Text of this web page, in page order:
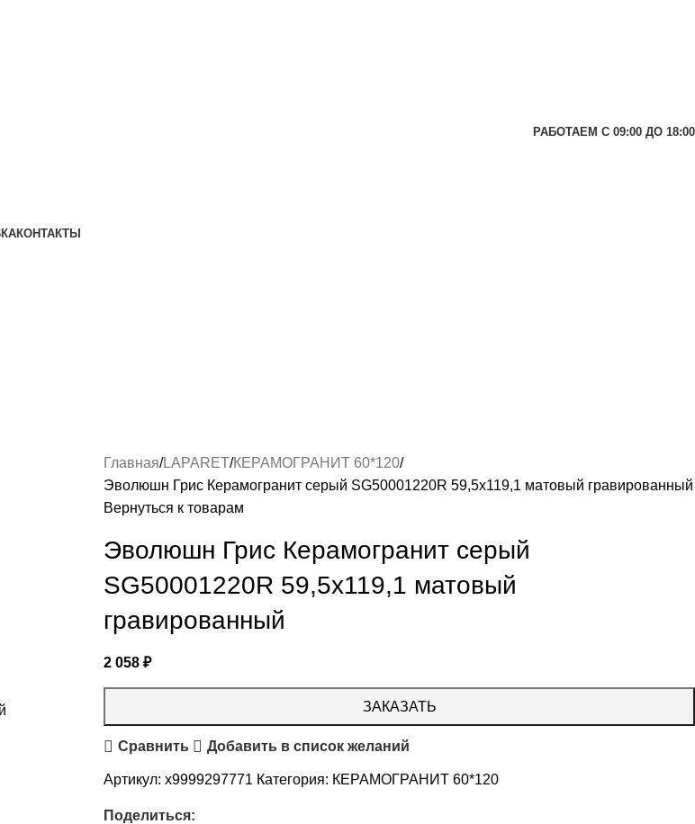
РАБОТАЕМ С 09:00 ДО 18:00
КОНТАКТЫ
Главная LAPARET КЕРАМОГРАНИТ 60*120
Эволюшн Грис Керамогранит серый SG50001220R 59,5х119,1 матовый гравированный
Вернуться к товарам
Эволюшн Грис Керамогранит серый
SG50001220R 59,5х119,1 матовый
гравированный
2 058 ₽
ЗАКАЗАТЬ
Сравнить Добавить в список желаний
Артикул: х9999297771 Категория: КЕРАМОГРАНИТ 60*120
Поделиться: